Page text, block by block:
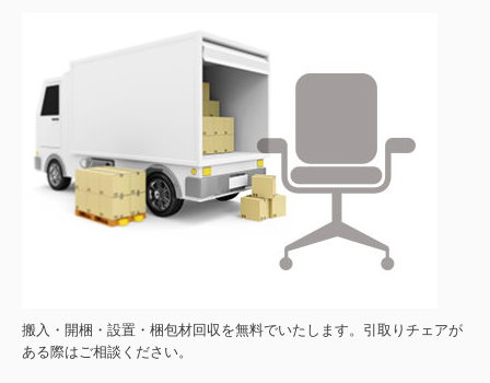
搬入・開梱・設置・梱包材回収を無料でいたします。引取りチェアが
ある際はご相談ください。